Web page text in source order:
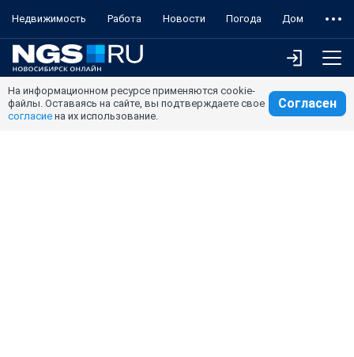
Недвижимость Работа Новости Погода Дом
На информационном ресурсе применяются cookie-
файлы. Оставаясь на сайте, вы подтверждаете свое
согласие на их использование.
Согласен